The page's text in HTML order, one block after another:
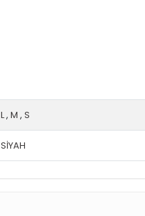
L,M ,S
SİYAH